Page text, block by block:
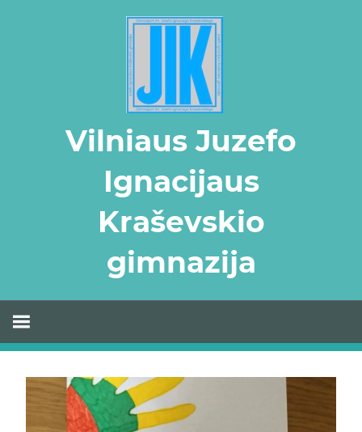
Vilniaus Juzefo
Ignacijaus
Kraševskio
gimnazija